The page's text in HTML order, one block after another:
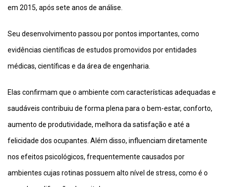
em 2015, após sete anos de análise.
Seu desenvolvimento passou por pontos importantes, como
evidências científicas de estudos promovidos por entidades
médicas, científicas e da área de engenharia.
Elas confirmam que o ambiente com características adequadas e
saudáveis contribuiu de forma plena para o bem-estar, conforto,
aumento de produtividade, melhora da satisfação e até a
felicidade dos ocupantes. Além disso, influenciam diretamente
nos efeitos psicológicos, frequentemente causados por
ambientes cujas rotinas possuem alto nível de stress, como é o